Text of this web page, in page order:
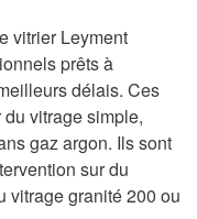
vitrier Leyment
prêts à
délais. Ces
vitrage simple,
gaz argon. Ils sont
sur du
vitrage granité 200 ou